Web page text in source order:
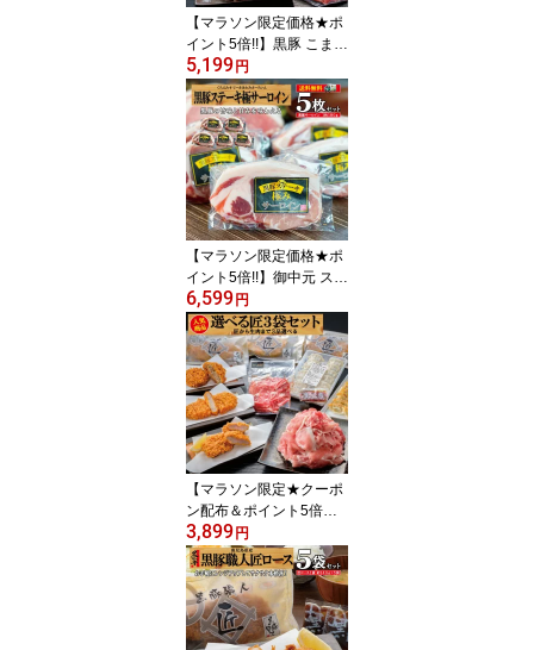
【マラソン限定価格★ポ
イント5倍!!】黒豚 こま切
れ 2kg (250g×8) 豚肉 送
料無料 真空 冷凍 業務用
肉 鹿児島県産黒豚 豚小
間 豚コマ【総合ランキン
グ1位】/黒豚こま切れ8/
黒かつ亭 お取り寄せ【月
間優良ショップ受賞】
5,199円
【マラソン限定価格★ポ
イント5倍!!】御中元 ステ
ーキ サーロイン ギフト
送料無料 トンテキ 黒豚
豚 鹿児島 トンテキ ロー
ス プレゼント 仕送り ソ
ース トンカツ/黒豚サー
ロイン5/黒かつ亭【月間
優良ショップ受賞】【楽
天1位】
6,599円
【マラソン限定★クーポ
ン配布＆ポイント5倍】
黒豚 とんかつ 冷凍 トン
カツ とんかつソース 鹿
児島県産 国産 送料無料
餃子 切り落とし 仕送り
豚肉 おかず 弁当 レンジ/
選べる匠/黒かつ亭 お取
3,899円